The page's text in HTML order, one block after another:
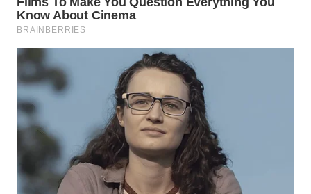
WN
TAPANULI
WN DELI
SERDANG
WN
TEBING
TINGGI